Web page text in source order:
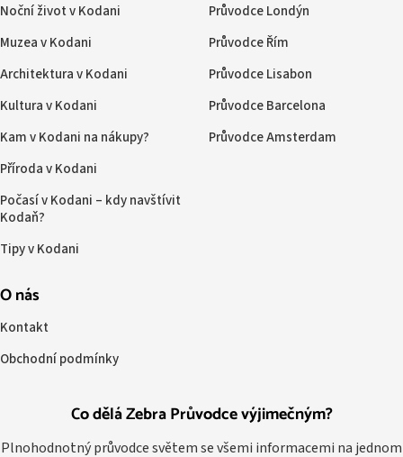
Co dělá Zebra Průvodce výjimečným?
Plnohodnotný průvodce světem se všemi informacemi na jednom
Noční život v Kodani
Muzea v Kodani
Architektura v Kodani
Kultura v Kodani
Kam v Kodani na nákupy?
Příroda v Kodani
Počasí v Kodani – kdy navštívit
Kodaň?
Tipy v Kodani
Průvodce Londýn
Průvodce Řím
Průvodce Lisabon
Průvodce Barcelona
Průvodce Amsterdam
O nás
Kontakt
Obchodní podmínky